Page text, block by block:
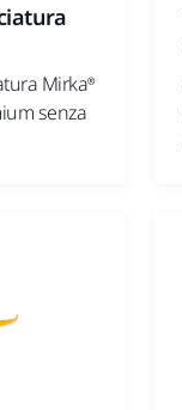
Mirka®
senza